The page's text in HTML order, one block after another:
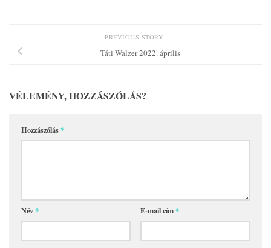
PREVIOUS STORY
Táti Walzer 2022. április
VÉLEMÉNY, HOZZÁSZÓLÁS?
Hozzászólás*
Név* E-mail cím*